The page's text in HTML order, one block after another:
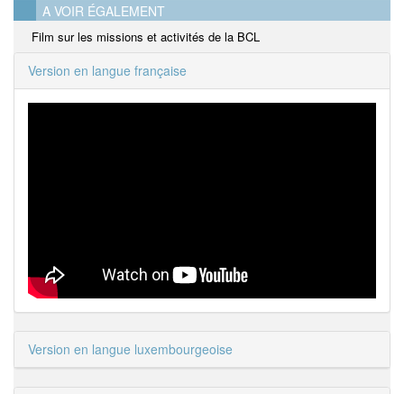
A VOIR ÉGALEMENT
Film sur les missions et activités de la BCL
Version en langue française
Version en langue luxembourgeoise